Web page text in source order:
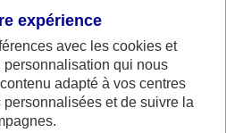
bandeau d'alerte
expérience
avec les cookies et
personnalisation qui nous
adapté à vos centres
et de suivre la